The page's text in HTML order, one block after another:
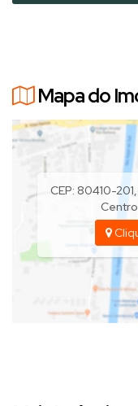
Mapa do
CEP: 80410-201
Centro